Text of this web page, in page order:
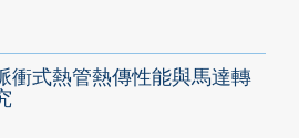
衝式熱管熱傳性能與馬達轉